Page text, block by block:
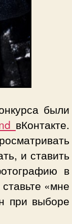
были
вКонтакте.
и ставить
в
«мне
при выборе